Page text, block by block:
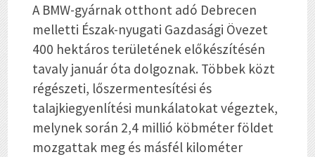
A BMW-gyárnak otthont adó Debrecen
melletti Észak-nyugati Gazdasági Övezet
400 hektáros területének előkészítésén
tavaly január óta dolgoznak. Többek közt
régészeti, lőszermentesítési és
talajkiegyenlítési munkálatokat végeztek,
melynek során 2,4 millió köbméter földet
mozgattak meg és másfél kilométer